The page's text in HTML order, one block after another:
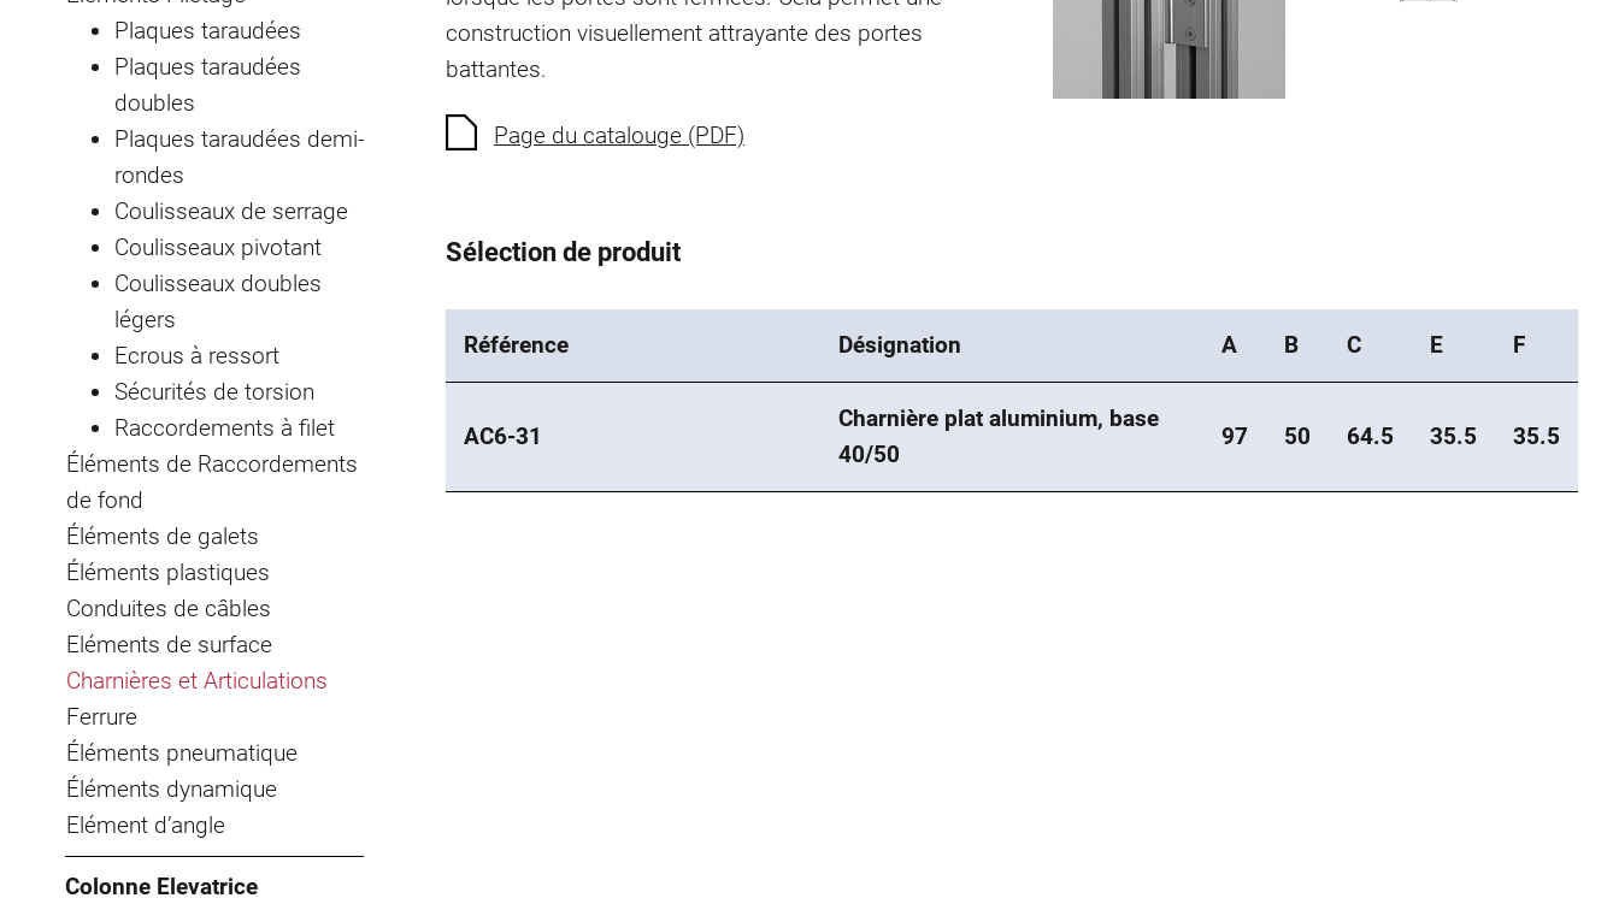
Plaques taraudées
Plaques taraudées
doubles
Plaques taraudées demi-
rondes
Coulisseaux de serrage
Coulisseaux pivotant
Coulisseaux doubles
légers
Ecrous à ressort
Sécurités de torsion
Raccordements à filet
Éléments de Raccordements
de fond
Éléments de galets
Éléments plastiques
Conduites de câbles
Eléments de surface
Charnières et Articulations
Ferrure
Éléments pneumatique
Éléments dynamique
Elément d’angle
Colonne Elevatrice
construction visuellement attrayante des portes
battantes.
Page du catalouge (PDF)
Sélection de produit
Référence Désignation A B C E F
AC6-31
Charnière plat aluminium, base
40/50
97 50 64.5 35.5 35.5